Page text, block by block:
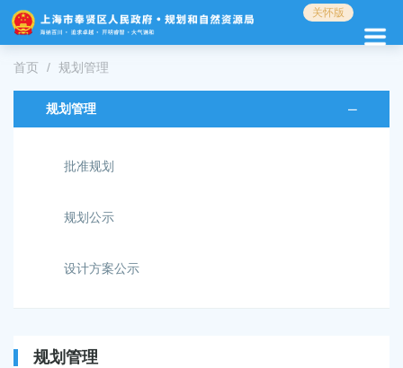
障
碍
关怀版
首页 规划管理
规划管理
批准规划
规划公示
设计方案公示
规划管理